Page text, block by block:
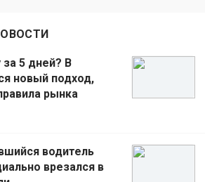
за 5 дней? В
новый подход,
рынка
водитель
врезался в